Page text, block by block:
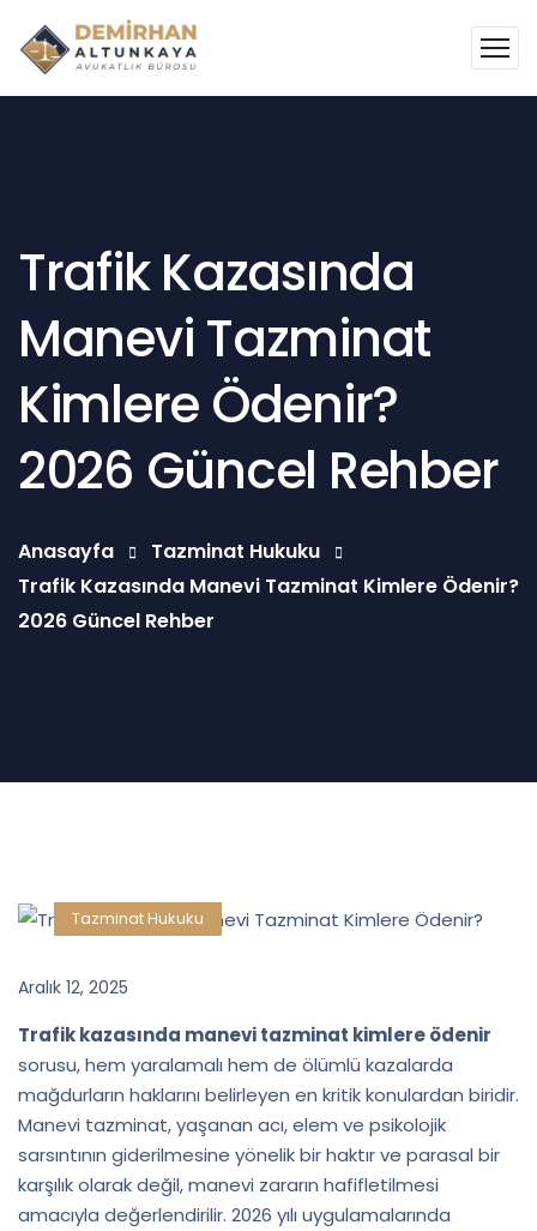
Trafik Kazasında
Manevi Tazminat
Kimlere Ödenir?
2026 Güncel Rehber
Anasayfa
Tazminat Hukuku
Trafik Kazasında Manevi Tazminat Kimlere Ödenir?
2026 Güncel Rehber
Tazminat Hukuku
Aralık 12, 2025
Trafik kazasında manevi tazminat kimlere ödenir
sorusu, hem yaralamalı hem de ölümlü kazalarda
mağdurların haklarını belirleyen en kritik konulardan biridir.
Manevi tazminat, yaşanan acı, elem ve psikolojik
sarsıntının giderilmesine yönelik bir haktır ve parasal bir
karşılık olarak değil, manevi zararın hafifletilmesi
amacıyla değerlendirilir. 2026 yılı uygulamalarında